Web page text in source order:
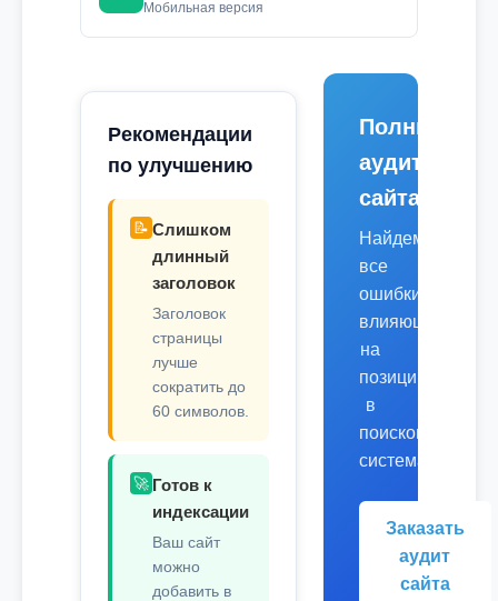
Мобильная версия
Рекомендации
по улучшению
📝 Слишком
длинный
заголовок
Заголовок
страницы
лучше
сократить до
60 символов.
🚀 Готов к
индексации
Ваш сайт
можно
добавить в
Полный
аудит
сайта
Найдем
все
ошибки,
влияющие
на
позиции
в
поисковых
системах.
Заказать
аудит
сайта